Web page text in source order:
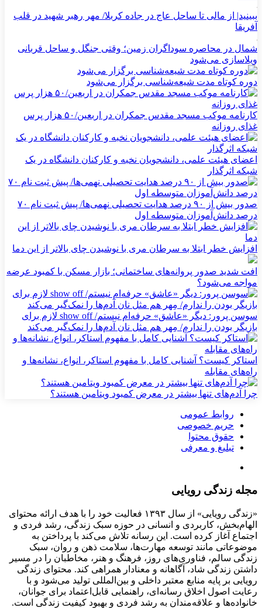
ببینید| از مالی تا ساحل عاج در جاده کربلا/ مهر رهبر شهید در قلب
آفریقا
شمال در محاصره سوداگران زمین؛ وقتی جنگل و ساحل قربانی
ویلاسازی می‌شود
دوره کوتاه مدت شیعه‌شناسی برگزار می‌شود
کارنامه موکب مسجد مقدس جمکران در اربعین/۵۰ هزار پرس
غذای روزانه
اعضای هیئت علمی، دانشجویان نخبه و کارکنان دانشگاه در یک
شبکه‌ اثرگذار
صدور بیش از ۹۰ درصد هدایت تحصیلی نهمی‌ها/ پیش ثبت نام ۷۰
درصد دانش‌آموزان متوسطه اول
افزایش خطر ابتلا به سرطان مری با نوشیدن چای بالاتر از این دما
افت شدید صدور پروانه‌های ساختمانی؛ بازار مسکن با کمبود عرضه
مواجه می‌شود؟
سوسن پرور: دیگر «عاشق» حرفه‌ام نیستم/ show off لازم برای
بازیگر بودن را ندارم/ مِهر هم مثل نان آدم‌ها را نمک‌گیر می‌کند
استاکر کیست؟ آشنایی کامل با مفهوم استاکر، انواع، نشانه‌ها و
راه‌های مقابله
چرا آدم‌های تنها بیشتر در معرض کمبود ویتامین هستند؟
روابط عمومی
حریم خصوصی
حقوق محتوا
تبلیغ و معرفی
مجله زندگی رویایی
«زندگی رویایی» از سال ۱۳۹۳ فعالیت خود را با هدف ارائه محتوای
الهام‌بخش، کاربردی و انسانی در حوزه سبک زندگی، رشد فردی و
اجتماع آغاز کرده است. این رسانه تلاش می‌کند با پرداختن به
موضوعاتی مانند توسعه مهارت‌ها، سلامت ذهن و روان، سبک
زندگی سالم، فناوری‌های روز، فرهنگ و هنر، مخاطبان را در مسیر
داشتن زندگی شاد، آگاهانه و معنادار همراهی کند. محتوای زندگی
رویایی بر پایه منابع معتبر داخلی و بین‌المللی تولید می‌شود و با
رعایت اصول اخلاق رسانه‌ای، راهنمایی قابل‌اعتماد برای جوانان،
خانواده‌ها و علاقه‌مندان به رشد فردی و بهبود کیفیت زندگی است.